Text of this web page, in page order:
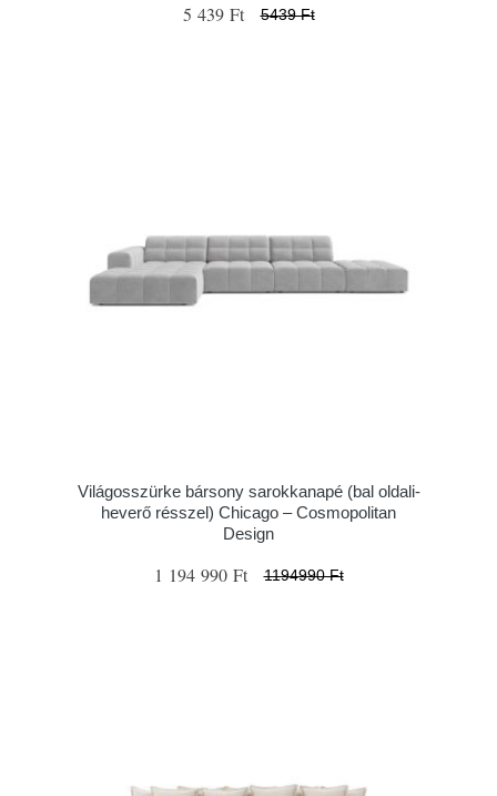
5 439 Ft 5439 Ft
Világosszürke bársony sarokkanapé (bal oldali-
heverő résszel) Chicago – Cosmopolitan
Design
1 194 990 Ft 1194990 Ft